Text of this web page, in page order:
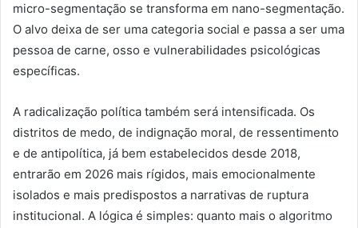
micro-segmentação se transforma em nano-segmentação.
O alvo deixa de ser uma categoria social e passa a ser uma
pessoa de carne, osso e vulnerabilidades psicológicas
específicas.
A radicalização política também será intensificada. Os
distritos de medo, de indignação moral, de ressentimento
e de antipolítica, já bem estabelecidos desde 2018,
entrarão em 2026 mais rígidos, mais emocionalmente
isolados e mais predispostos a narrativas de ruptura
institucional. A lógica é simples: quanto mais o algoritmo